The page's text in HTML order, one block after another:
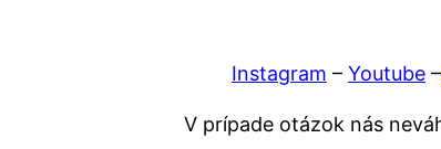
Instagram – Youtube –
V prípade otázok nás